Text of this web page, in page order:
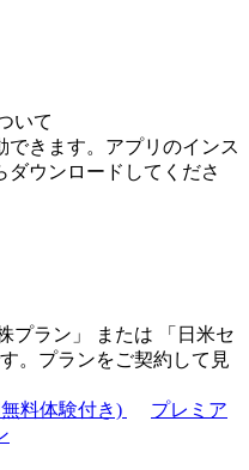
いて
きます。アプリのインス
ダウンロードしてくださ
プラン 」 または 「 日米セ
。プランをご契約して見
料体験付き)
プレミア